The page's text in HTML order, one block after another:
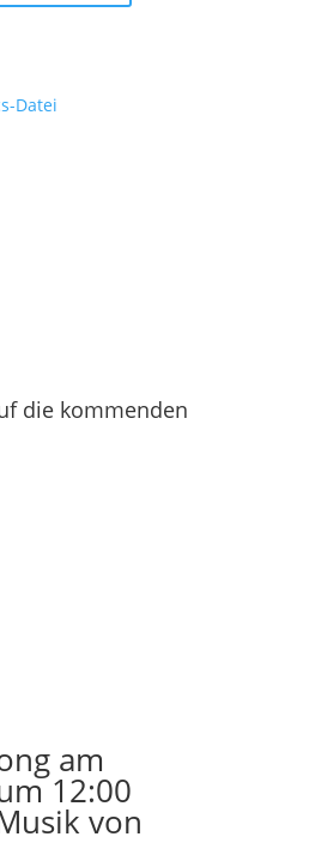
Datei
die kommenden
am
12:00
von